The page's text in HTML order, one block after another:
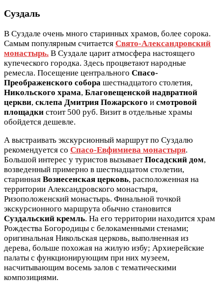
Суздаль
В Суздале очень много старинных храмов, более сорока.
Самым популярным считается Свято-Александровский
монастырь. В Суздале царит атмосфера настоящего
купеческого городка. Здесь процветают народные
ремесла. Посещение центрального Спасо-
Преображенского собора шестнадцатого столетия,
Никольского храма, Благовещенской надвратной
церкви, склепа Дмитрия Пожарского и смотровой
площадки стоит 500 руб. Визит в отдельные храмы
обойдется дешевле.
А выстраивать экскурсионный маршрут по Суздалю
рекомендуется со Спасо-Евфимиева монастыря.
Большой интерес у туристов вызываетПосадский дом,
возведенный примерно в шестнадцатом столетии,
старинная Вознесенская церковь, расположенная на
территории Александровского монастыря,
Ризоположенский монастырь. Финальной точкой
экскурсионного маршрута обычно становится
Суздальский кремль. На его территории находится храм
Рождества Богородицы с белокаменными стенами;
оригинальная Никольская церковь, выполненная из
дерева, больше похожая на жилую избу; Архиерейские
палаты с функционирующим при них музеем,
насчитывающим восемь залов с тематическими
композициями.